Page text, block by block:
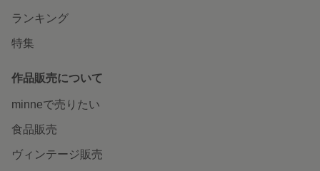
ランキング
特集
作品販売について
minneで売りたい
食品販売
ヴィンテージ販売